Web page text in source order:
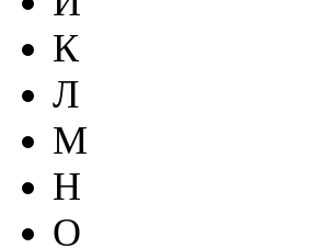
К
Л
М
Н
О